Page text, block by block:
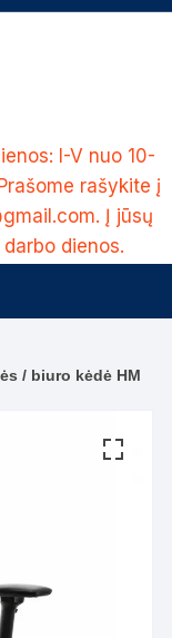
I-V nuo 10-
rašykite į
Į jūsų
dienos.
/ biuro kėdė HM